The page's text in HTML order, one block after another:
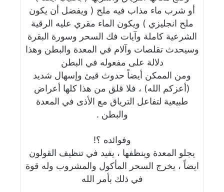
أو شرب ماء مذاب فيه ملح ( ويفضل أن يكون
ملح انجليزي ) ويكون الماء مقري عليه الرقية
الشرعية كاملة وآيات فك السحر وسورة البقرة
وسيحدث تقلصات وآلام في المعدة والبطن وهذا
دلالة على مفعوله في البطن
ومن الممكن أيضاً حدوث قيئ وإسهال شديد
(أعزكم الله) ، فلا قلق من هذا كلها أعراض
طبيعية لتفاعل الترياق مع الأذى في المعدة
والبطن .
وفوائده ؟!
يجلو المعدة وينظفها ، يفيد في تنظيف القولون
ايضاً ، يخرج السحر المأكول والمشروب وله قوة
في ذلك بأمر الله